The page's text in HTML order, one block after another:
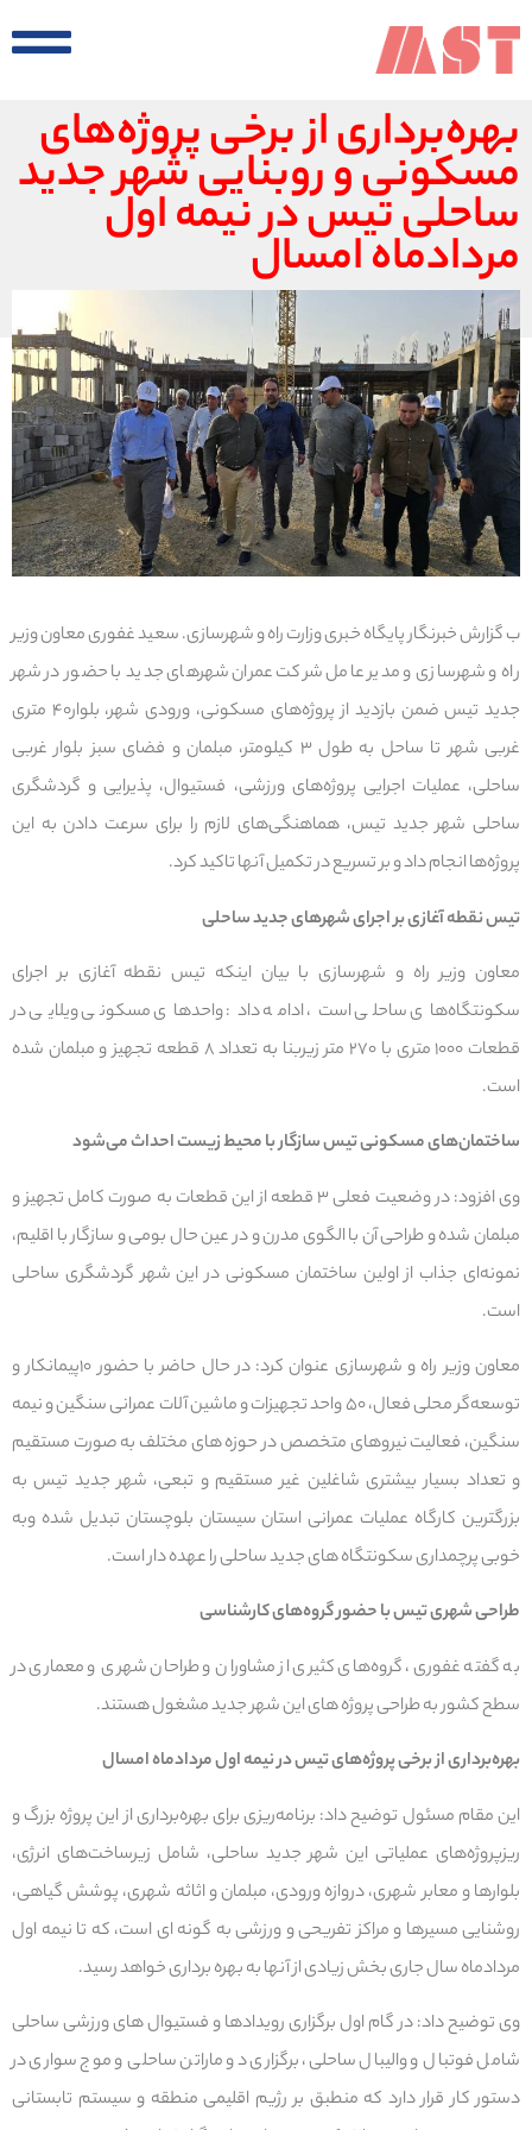
بهره‌برداری از برخی پروژه‌های
مسکونی و روبنایی شهر جدید
ساحلی تیس در نیمه اول
مردادماه امسال
ب گزارش خبرنگار پایگاه خبری وزارت راه و شهرسازی. سعید غفوری معاون وزیر
راه و شهرسازی و مدیر عامل شرکت عمران شهرهای جدید با حضور در شهر
جدید تیس ضمن بازدید از پروژه‌های مسکونی، ورودی شهر، بلوار۴۰ متری
غربی شهر تا ساحل به طول ۳ کیلومتر، مبلمان و فضای سبز بلوار غربی
ساحلی، عملیات اجرایی پروژه‌های ورزشی، فستیوال، پذیرایی و گردشگری
ساحلی شهر جدید تیس، هماهنگی‌های لازم را برای سرعت دادن به این
پروژه‌ها انجام داد و بر تسریع در تکمیل آنها تاکید کرد.
تیس نقطه آغازی بر اجرای شهرهای ‌جدید ساحلی
معاون وزیر راه و شهرسازی با بیان اینکه تیس نقطه آغازی بر اجرای
سکونتگاه‌های ساحلی است، ادامه داد: واحدهای مسکونی ویلایی در
قطعات ۱۰۰۰ متری با ۲۷۰ متر زیربنا به تعداد ۸ قطعه تجهیز و مبلمان شده
است.
ساختمان‌های مسکونی تیس سازگار با محیط زیست احداث می‌شود
وی افزود: در وضعیت فعلی ۳ قطعه از این قطعات به صورت کامل تجهیز و
مبلمان شده و طراحی آن با الگوی مدرن و در عین حال بومی و سازگار با اقلیم،
نمونه‌ای جذاب از اولین ساختمان مسکونی در این شهر گردشگری ساحلی
است.
معاون وزیر راه و شهرسازی عنوان کرد: در حال حاضر با حضور ۱۰پیمانکار و
توسعه‌گر محلی فعال، ۵۰ واحد تجهیزات و ماشین آلات عمرانی سنگین و نیمه
سنگین، فعالیت نیروهای متخصص در حوزه های مختلف به صورت مستقیم
و تعداد بسیار بیشتری شاغلین غیر مستقیم و تبعی، شهر جدید تیس به
بزرگترین کارگاه عملیات عمرانی استان سیستان بلوچستان تبدیل شده وبه
خوبی پرچمداری سکونتگاه های جدید ساحلی را عهده دار است.
طراحی شهری تیس با حضور گروه‌های کارشناسی
به گفته غفوری، گروه‌های کثیری از مشاوران و طراحان شهری و معماری در
سطح کشور به طراحی پروژه های این شهر جدید مشغول هستند.
بهره‌برداری از برخی پروژه‌های تیس در نیمه اول مردادماه امسال
این مقام مسئول توضیح داد: برنامه‌ریزی برای بهره‌برداری از این پروژه بزرگ و
ریزپروژه‌های عملیاتی این شهر جدید ساحلی، شامل زیرساخت‌های انرژی،
بلوارها و معابر شهری، دروازه ورودی، مبلمان و اثاثه شهری، پوشش گیاهی،
روشنایی مسیرها و مراکز تفریحی و ورزشی به گونه ای است، که تا نیمه اول
مردادماه سال جاری بخش زیادی از آنها به بهره برداری خواهد رسید.
وی توضیح داد: در گام اول برگزاری رویدادها و فستیوال های ورزشی ساحلی
شامل فوتبال و والیبال ساحلی، برگزاری دو ماراتن ساحلی و موج سواری در
دستور کار قرار دارد که منطبق بر رژیم اقلیمی منطقه و سیستم تابستانی